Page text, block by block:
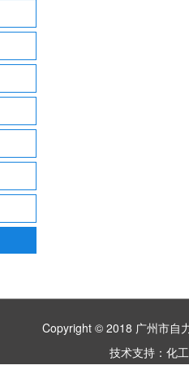
Copyright © 2018 广州市
技术支持： 化